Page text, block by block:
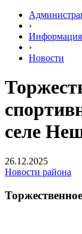
›
Информация
›
Новости
селе
26.12.2025
Новости района